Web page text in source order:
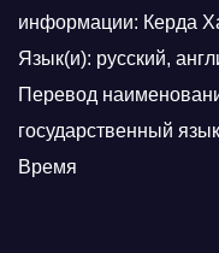
информации: Керда
Язык(и): русский,
Перевод
государственный
Время